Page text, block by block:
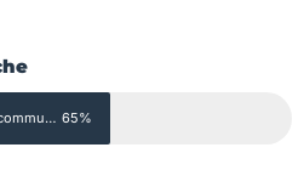
0% indiquant les profils les plus communs, et 100% les profils extrêmement rares 65%